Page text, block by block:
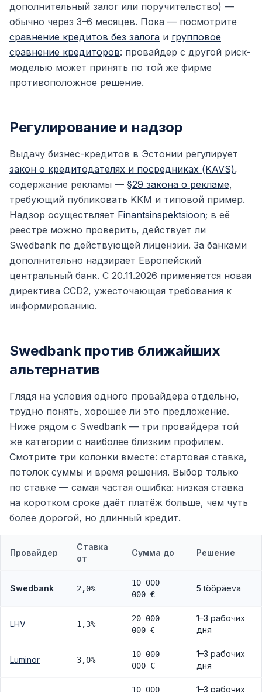
дополнительный залог или поручительство) —
обычно через 3–6 месяцев. Пока — посмотрите
сравнение кредитов без залога и групповое
сравнение кредиторов: провайдер с другой риск-
моделью может принять по той же фирме
противоположное решение.
Регулирование и надзор
Выдачу бизнес-кредитов в Эстонии регулирует
закон о кредитодателях и посредниках (KAVS),
содержание рекламы — §29 закона о рекламе,
требующий публиковать KKM и типовой пример.
Надзор осуществляет Finantsinspektsioon; в её
реестре можно проверить, действует ли
Swedbank по действующей лицензии. За банками
дополнительно надзирает Европейский
центральный банк. С 20.11.2026 применяется новая
директива CCD2, ужесточающая требования к
информированию.
Swedbank против ближайших
альтернатив
Глядя на условия одного провайдера отдельно,
трудно понять, хорошее ли это предложение.
Ниже рядом с Swedbank — три провайдера той
же категории с наиболее близким профилем.
Смотрите три колонки вместе: стартовая ставка,
потолок суммы и время решения. Выбор только
по ставке — самая частая ошибка: низкая ставка
на коротком сроке даёт платёж больше, чем чуть
более дорогой, но длинный кредит.
Провайдер
Ставка
от
Сумма до Решение
Swedbank 2,0%
10 000
000 €
5 tööpäeva
LHV 1,3%
20 000
000 €
1–3 рабочих
дня
Luminor 3,0%
10 000
000 €
1–3 рабочих
дня
10 000
1–3 рабочих